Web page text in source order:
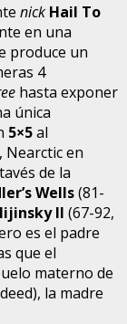
nick Hail To
en una
produce un
4
hasta exponer
única
5×5al
Nearctic en
de la
Wells(81-
II (67-92,
es el padre
que el
materno de
la madre